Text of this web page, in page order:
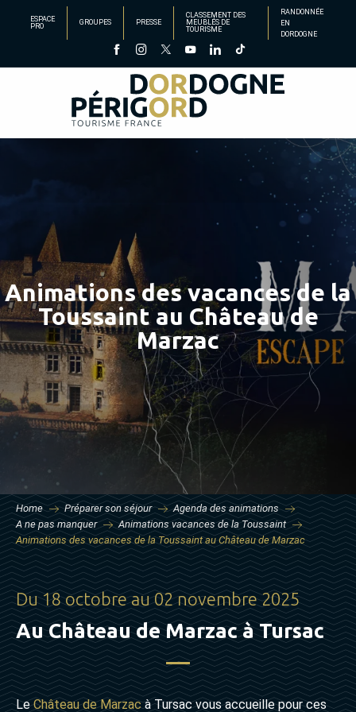
principal
ESPACE
PRO
GROUPES PRESSE
CLASSEMENT DES
MEUBLÉS DE
TOURISME
RANDONNÉE
EN
DORDOGNE
Animations des vacances de la
Toussaint au Château de
Marzac
Home Préparer son séjour
Agenda des animations
A ne pas manquer
Animations vacances de la Toussaint
Animations des vacances de la Toussaint au Château de Marzac
Du 18 octobre au 02 novembre 2025
Au Château de Marzac à Tursac
LeChâteau de Marzacà Tursac vous accueille pour ces